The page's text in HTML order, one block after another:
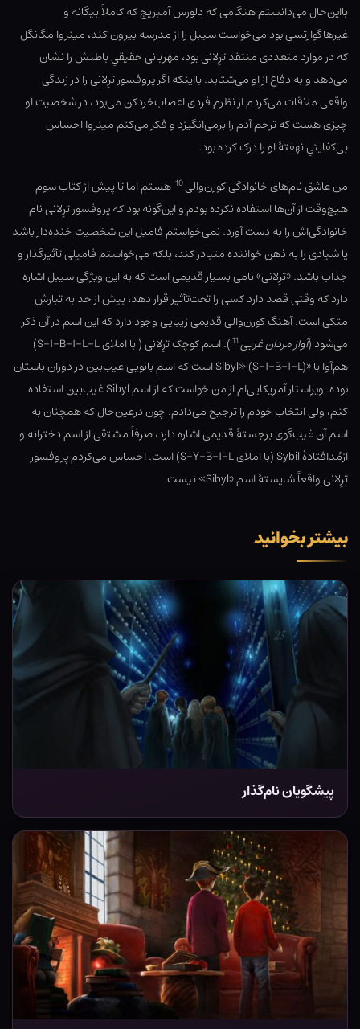
بااین‌حال می‌دانستم هنگامی که دلورس آمبریج که کاملاً بیگانه و
غیرهاگوارتسی بود می‌خواست سیبل را از مدرسه بیرون کند، مینروا مگانگل
که در موارد متعددی منتقد ترِلانی بود، مهربانی حقیقیِ باطنش را نشان
می‌دهد و به دفاع از او می‌شتابد. بااینکه اگر پروفسور ترِلانی را در زندگی
واقعی ملاقات می‌کردم از نظرم فردی اعصاب‌خردکن می‌بود، در شخصیت او
چیزی هست که ترحم آدم را برمی‌انگیزد و فکر می‌کنم مینروا احساس
بی‌کفایتیِ نهفتهٔ او را درک کرده بود.
من عاشق نام‌های خانوادگی کورن‌والی10 هستم اما تا پیش از کتاب سوم
هیچ‌وقت از آن‌ها استفاده نکرده بودم و این‌گونه بود که پروفسور ترِلانی نام
خانوادگی‌اش را به دست آورد. نمی‌خواستم فامیل این شخصیت خنده‌دار باشد
یا شیادی را به ذهن خواننده متبادر کند، بلکه می‌خواستم فامیلی تأثیرگذار و
جذاب باشد. «ترِلانی» نامی بسیار قدیمی است که به این ویژگی سیبل اشاره
دارد که وقتی قصد دارد کسی را تحت‌تأثیر قرار دهد، بیش از حد به تبارش
متکی است. آهنگ کورن‌والی قدیمی زیبایی وجود دارد که این اسم در آن ذکر
می‌شود (آواز مردان غربی11
). اسم کوچک ترِلانی ( با املای S-I-B-I-L-L)
هم‌آوا با «Sibyl» (S-I-B-I-L) است که اسم بانویی غیب‌بین در دوران باستان
بوده. ویراستار آمریکایی‌ام از من خواست که از اسم Sibyl غیب‌بین استفاده
کنم، ولی انتخاب خودم را ترجیح می‌دادم. چون درعین‌حال که همچنان به
اسم آن غیب‌گوی برجستهٔ قدیمی اشاره دارد، صرفاً مشتقی از اسم دخترانه و
ازمُدافتادهٔ Sybil (با املای S-Y-B-I-L) است. احساس می‌کردم پروفسور
ترِلانی واقعاً شایستهٔ اسم «Sibyl» نیست.
بیشتر بخوانید
پیشگویان نام‌گذار